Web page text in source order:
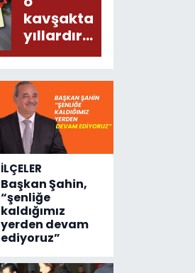
donduracak
olaylar
olmuş...
kavşakta
yıllardır
değişen
kaza
sayısı!
İLÇELER
Başkan Şahin,
“şenliğe
kaldığımız
yerden devam
ediyoruz”